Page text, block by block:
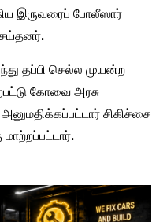
இருவரைப் போலீஸார்
தப்பி செல்ல முயன்ற
கோவை அரசு
சிகிச்சை